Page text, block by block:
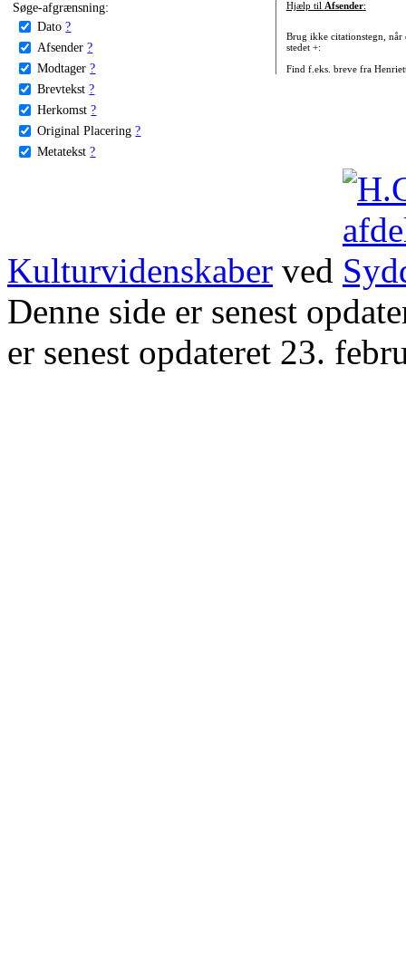
Søge-afgrænsning:
Dato ?
Afsender ?
Modtager ?
Brevtekst ?
Herkomst ?
Original Placering ?
Metatekst ?
Hjælp til Afsender:
Brug ikke citationstegn, når
stedet +:
Find f.eks. breve fra
Kulturvidenskaber ved
Denne side er senest
er senest opdateret 23.